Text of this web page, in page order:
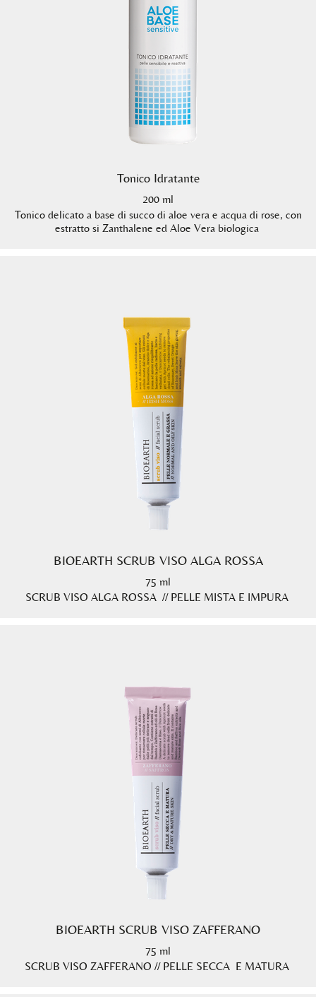
Tonico Idratante
200 ml
Tonico delicato a base di succo di aloe vera e acqua di rose, con
estratto si Zanthalene ed Aloe Vera biologica
BIOEARTH SCRUB VISO ALGA ROSSA
75 ml
SCRUB VISO ALGA ROSSA // PELLE MISTA E IMPURA
BIOEARTH SCRUB VISO ZAFFERANO
75 ml
SCRUB VISO ZAFFERANO // PELLE SECCA E MATURA